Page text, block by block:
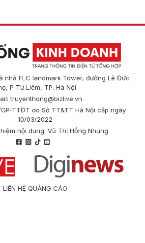
nhà FLC landmark Tower, đường Lê Đức
P Từ Liêm, TP. Hà Nội
truyenthong@bizlive.vn
TTĐT do Sở TT&TT Hà Nội cấp ngày
10/03/2022
nội dung: Vũ Thị Hồng Nhung
LIÊN HỆ QUẢNG CÁO